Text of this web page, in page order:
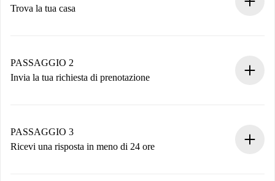
Trova la tua casa
Hai tutte le informazioni necessarie in anticipo.
PASSAGGIO 2
Invia la tua richiesta di prenotazione
non accetta.
PASSAGGIO 3
Ricevi una risposta in meno di 24 ore